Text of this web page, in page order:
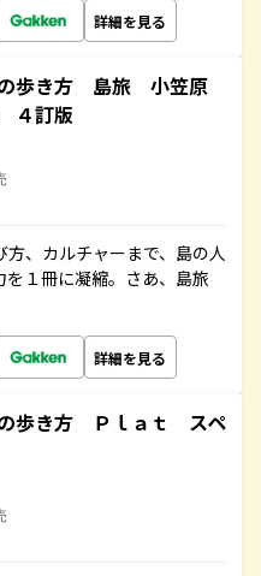
詳細を見る
歩き方 島旅 小笠原
訂版
、カルチャーまで、島の人
１冊に凝縮。さあ、島旅
詳細を見る
歩き方 Ｐｌａｔ スペ